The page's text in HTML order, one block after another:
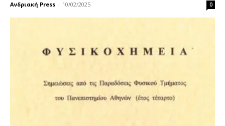
Ανδριακή Press - 10/02/2025 0